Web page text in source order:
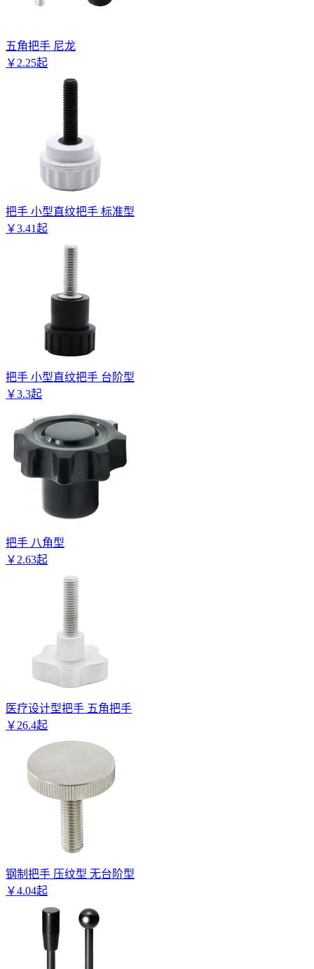
五角把手 尼龙
￥ 2.25起
把手 小型直纹把手 标准型
￥3.41起
把手 小型直纹把手 台阶型
￥3.3起
把手 八角型
￥ 2.63起
医疗设计型把手 五角把手
￥ 26.4起
钢制把手 压纹型 无台阶型
￥4.04起